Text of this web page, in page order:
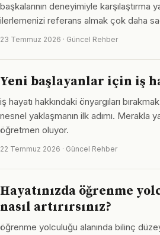
başkalarının deneyimiyle karşılaştırma
ilerlemenizi referans almak çok daha
23 Temmuz 2026 · Güncel Rehber
Yeni başlayanlar için iş
iş hayatı hakkındaki önyargıları
nesnel yaklaşmanın ilk adımı. Merakla
öğretmen oluyor.
22 Temmuz 2026 · Güncel Rehber
Hayatınızda öğrenme
nasıl artırırsınız?
öğrenme yolculuğu alanında bilinç